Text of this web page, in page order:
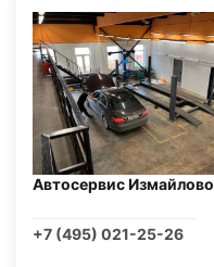
Автосервис Измайлово
+7 (495) 021-25-26